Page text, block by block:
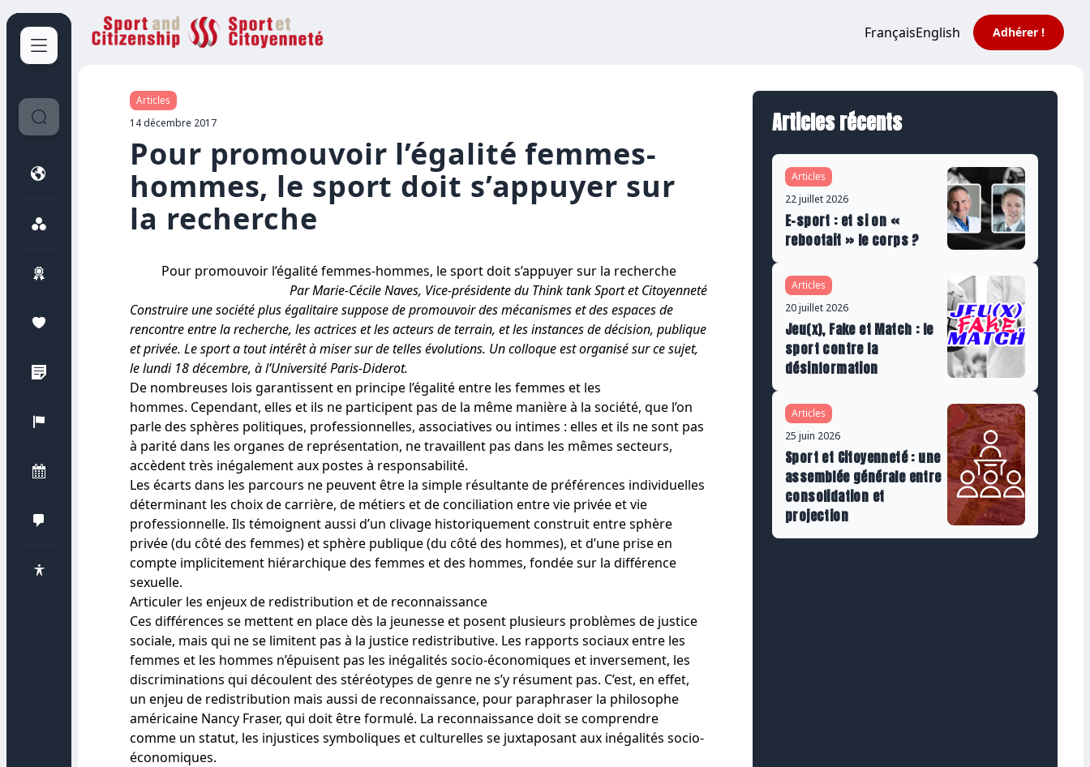
Sport et Citoyenneté FrançaisEnglish Adhérer !
Articles
14 décembre 2017
Pour promouvoir l’égalité femmes-
hommes, le sport doit s’appuyer sur
la recherche
Pour promouvoir l’égalité femmes-hommes, le sport doit s’appuyer sur la recherche
Par Marie-Cécile Naves, Vice-présidente du Think tank Sport et Citoyenneté
Construire une société plus égalitaire suppose de promouvoir des mécanismes et des espaces de
rencontre entre la recherche, les actrices et les acteurs de terrain, et les instances de décision, publique
et privée. Le sport a tout intérêt à miser sur de telles évolutions. Un colloque est organisé sur ce sujet,
le lundi 18 décembre, à l’Université Paris-Diderot.
De nombreuses lois garantissent en principe l’égalité entre les femmes et les
hommes. Cependant, elles et ils ne participent pas de la même manière à la société, que l’on
parle des sphères politiques, professionnelles, associatives ou intimes : elles et ils ne sont pas
à parité dans les organes de représentation, ne travaillent pas dans les mêmes secteurs,
accèdent très inégalement aux postes à responsabilité.
Les écarts dans les parcours ne peuvent être la simple résultante de préférences individuelles
déterminant les choix de carrière, de métiers et de conciliation entre vie privée et vie
professionnelle. Ils témoignent aussi d’un clivage historiquement construit entre sphère
privée (du côté des femmes) et sphère publique (du côté des hommes), et d’une prise en
compte implicitement hiérarchique des femmes et des hommes, fondée sur la différence
sexuelle.
Articuler les enjeux de redistribution et de reconnaissance
Ces différences se mettent en place dès la jeunesse et posent plusieurs problèmes de justice
sociale, mais qui ne se limitent pas à la justice redistributive. Les rapports sociaux entre les
femmes et les hommes n’épuisent pas les inégalités socio-économiques et inversement, les
discriminations qui découlent des stéréotypes de genre ne s’y résument pas. C’est, en effet,
un enjeu de redistribution mais aussi de reconnaissance, pour paraphraser la philosophe
américaine Nancy Fraser, qui doit être formulé. La reconnaissance doit se comprendre
comme un statut, les injustices symboliques et culturelles se juxtaposant aux inégalités socio-
économiques.
Articles récents
Articles
22 juillet 2026
E-sport : et si on «
rebootait » le corps ?
Articles
20 juillet 2026
Jeu(x), Fake et Match : le
sport contre la
désinformation
Articles
25 juin 2026
Sport et Citoyenneté : une
assemblée générale entre
consolidation et
projection